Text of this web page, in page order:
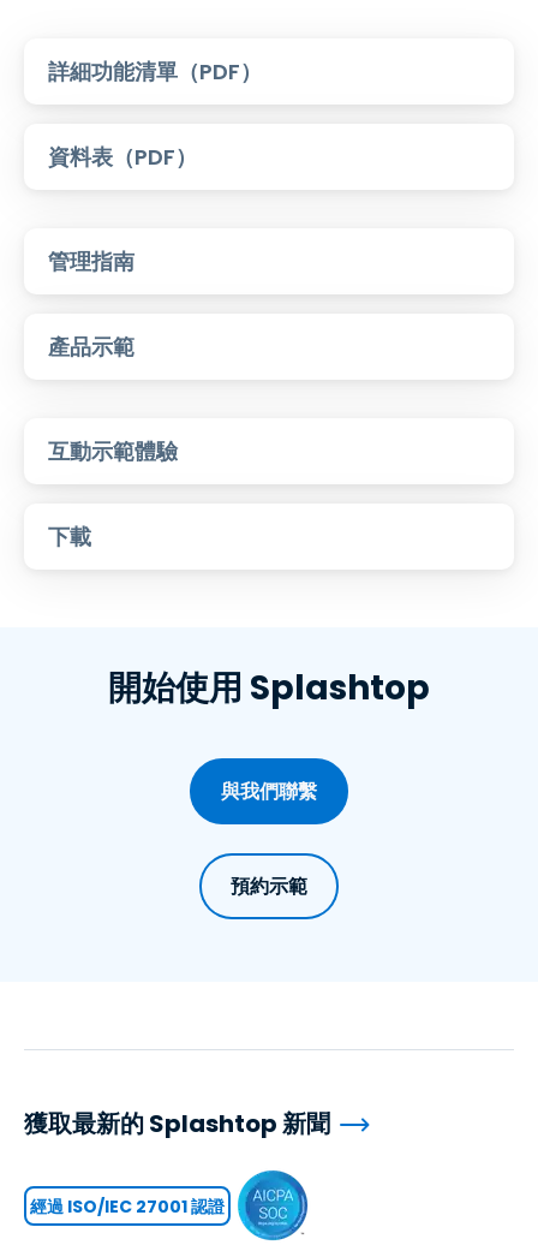
詳細功能清單（PDF）
資料表（PDF）
管理指南
產品示範
互動示範體驗
下載
開始使用 Splashtop
與我們聯繫
預約示範
獲取最新的 Splashtop 新聞
經過 ISO/IEC 27001 認證